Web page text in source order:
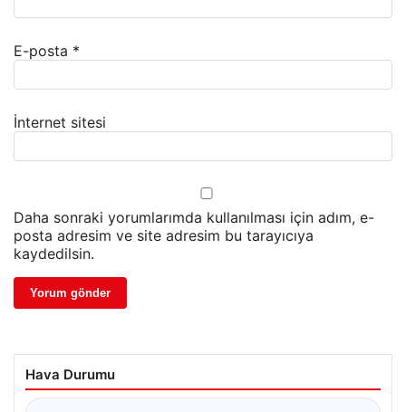
E-posta *
İnternet sitesi
Daha sonraki yorumlarımda kullanılması için adım, e-
posta adresim ve site adresim bu tarayıcıya
kaydedilsin.
Hava Durumu